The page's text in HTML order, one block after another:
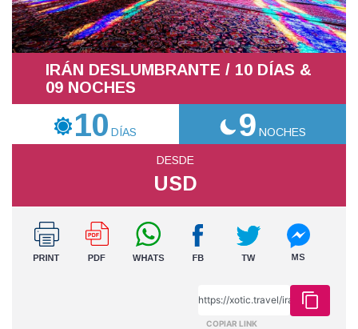
IRÁN DESLUMBRANTE / 10 DÍAS &
09 NOCHES
10 DÍAS 9 NOCHES
DESDE
USD
COPIAR LINK